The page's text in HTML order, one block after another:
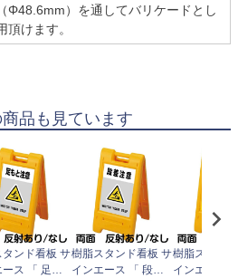
Φ48.6mm）を通してバリケードとし
頂けます。
品も見ています
タンド看板 サ
ス 「 足も
樹脂スタンド看板 サ
インエース 「 段差
樹脂スタン
インエース